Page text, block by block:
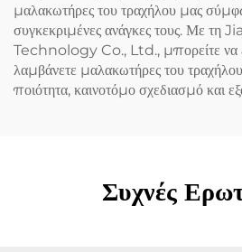
μαλακωτήρες του τραχήλου μας
συγκεκριμένες ανάγκες τους. Με
Technology Co., Ltd., μπορείτε να
λαμβάνετε μαλακωτήρες του
ποιότητα, καινοτόμο σχεδιασμό και
Συχνές